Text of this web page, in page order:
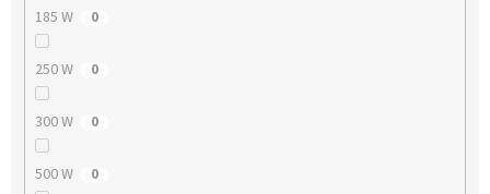
185 W 0
250 W 0
300 W 0
500 W 0